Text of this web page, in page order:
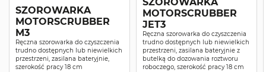
SZOROWARKA
MOTORSCRUBBER
M3
Ręczna szorowarka do czyszczenia
trudno dostępnych lub niewielkich
przestrzeni, zasilana bateryjnie,
szerokość pracy 18 cm
MOTORSCRUBBER
JET3
Ręczna szorowarka do czyszczenia
trudno dostępnych lub niewielkich
przestrzeni, zasilana bateryjnie z
butelką do dozowania roztworu
roboczego, szerokość pracy 18 cm